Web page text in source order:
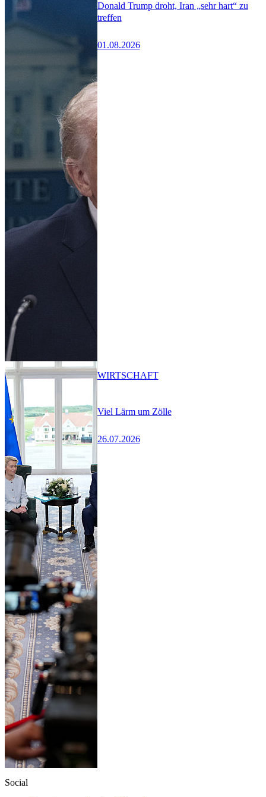
Donald Trump droht, Iran „sehr hart“ zu
treffen
01.08.2026
Viel Lärm um Zölle
26.07.2026
WIRTSCHAFT
Social